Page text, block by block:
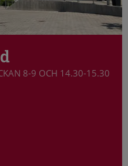
8-9 OCH 14.30-15.30